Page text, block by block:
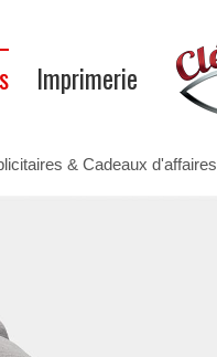
Imprimerie
& Cadeaux d'affaires